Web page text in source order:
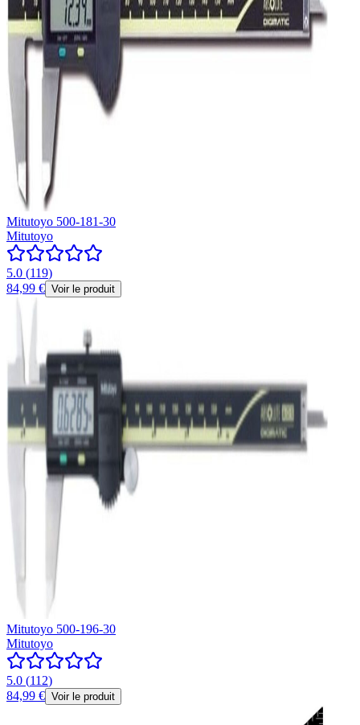
Mitutoyo 500-181-30
Mitutoyo
5.0 (119)
84,99 € Voir le produit
Mitutoyo 500-196-30
Mitutoyo
5.0 (112)
84,99 € Voir le produit